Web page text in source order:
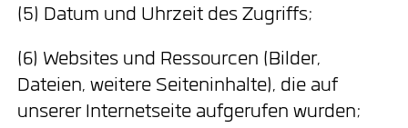
(5) Datum und Uhrzeit des Zugriffs;
(6) Websites und Ressourcen (Bilder,
Dateien, weitere Seiteninhalte), die auf
unserer Internetseite aufgerufen wurden;